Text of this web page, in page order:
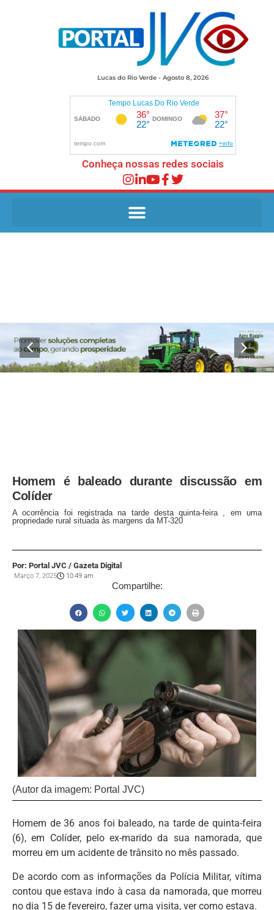
Lucas do Rio Verde - Agosto 8, 2026
Conheça nossas redes sociais
Homem é baleado durante discussão em
Colíder
A ocorrência foi registrada na tarde desta quinta-feira , em uma
propriedade rural situada às margens da MT-320
Por: Portal JVC / Gazeta Digital
Março 7, 2025 10:49 am
Compartilhe:
(Autor da imagem: Portal JVC)
Homem de 36 anos foi baleado, na tarde de quinta-feira
(6), em Colíder, pelo ex-marido da sua namorada, que
morreu em um acidente de trânsito no mês passado.
De acordo com as informações da Polícia Militar, vítima
contou que estava indo à casa da namorada, que morreu
no dia 15 de fevereiro, fazer uma visita, ver como estava.